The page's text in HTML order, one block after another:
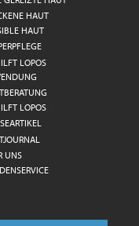
HAUT
HAUT
LOPOS
LOPOS
UNS